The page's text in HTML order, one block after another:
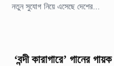
নতুন সুযোগ নিয়ে এসেছে দেশের...
‘বন্দী কারাগারে’ গানের